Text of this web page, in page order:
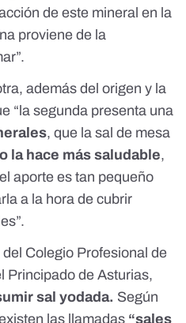
de este mineral en la
proviene de la
además del origen y la
“la segunda presenta una
, que la sal de mesa
la hace más saludable,
aporte es tan pequeño
a la hora de cubrir
Colegio Profesional de
Principado de Asturias,
sal yodada. Según
las llamadas “sales